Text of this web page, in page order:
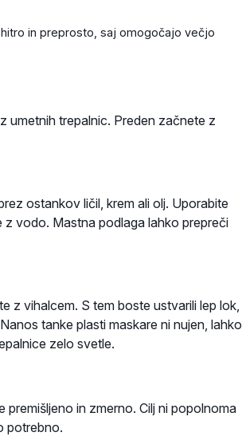
in preprosto, saj omogočajo večjo
umetnih trepalnic. Preden začnete z
ostankov ličil, krem ali olj. Uporabite
vodo. Mastna podlaga lahko prepreči
z vihalcem. S tem boste ustvarili lep lok,
tanke plasti maskare ni nujen, lahko
zelo svetle.
in zmerno. Cilj ni popolnoma
potrebno.